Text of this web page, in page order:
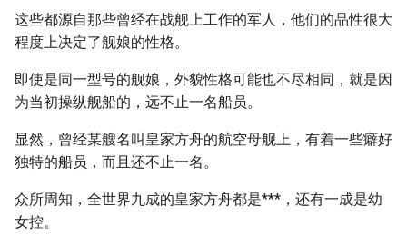
这些都源自那些曾经在战舰上工作的军人，他们的品性很大
程度上决定了舰娘的性格。
即使是同一型号的舰娘，外貌性格可能也不尽相同，就是因
为当初操纵舰船的，远不止一名船员。
显然，曾经某艘名叫皇家方舟的航空母舰上，有着一些癖好
独特的船员，而且还不止一名。
众所周知，全世界九成的皇家方舟都是***，还有一成是幼
女控。